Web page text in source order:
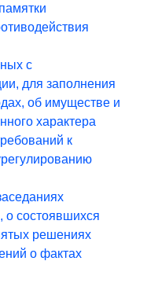
с
для заполнения
об имуществе и
характера
к
о состоявшихся
решениях
о фактах